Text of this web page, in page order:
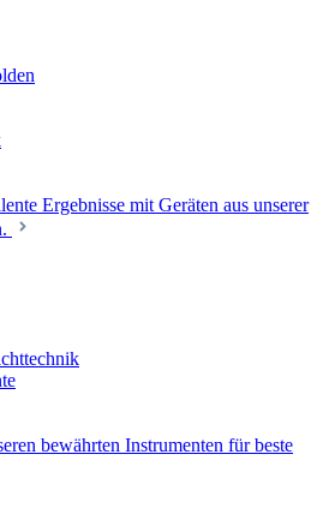
Ergebnisse mit Geräten aus unserer
bewährten Instrumenten für beste